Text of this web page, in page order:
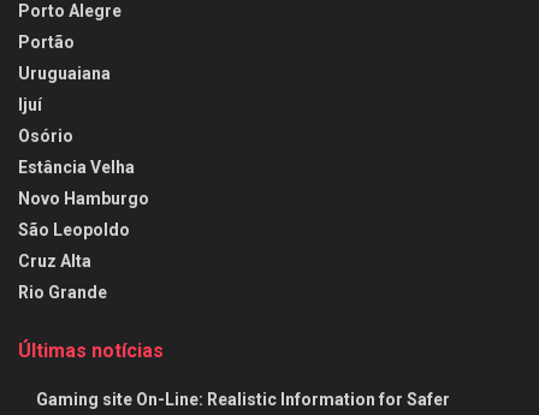
Porto Alegre
Portão
Uruguaiana
Ijuí
Osório
Estância Velha
Novo Hamburgo
São Leopoldo
Cruz Alta
Rio Grande
Últimas notícias
Gaming site On-Line: Realistic Information for Safer